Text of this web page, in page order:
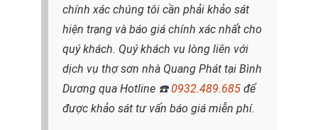
chính xác chúng tôi cần phải khảo sát
hiện trạng và báo giá chính xác nhất cho
quý khách. Quý khách vu lòng liên với
dịch vụ thợ sơn nhà Quang Phát tại Bình
Dương qua Hotline ☎️ 0932.489.685 để
được khảo sát tư vấn báo giá miễn phí.